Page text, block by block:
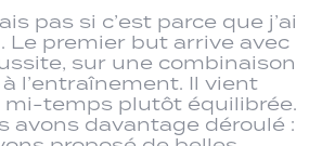
pas si c’est parce que j’ai
Le premier but arrive avec
sur une combinaison
l’entraînement. Il vient
mi-temps plutôt équilibrée.
avons davantage déroulé :